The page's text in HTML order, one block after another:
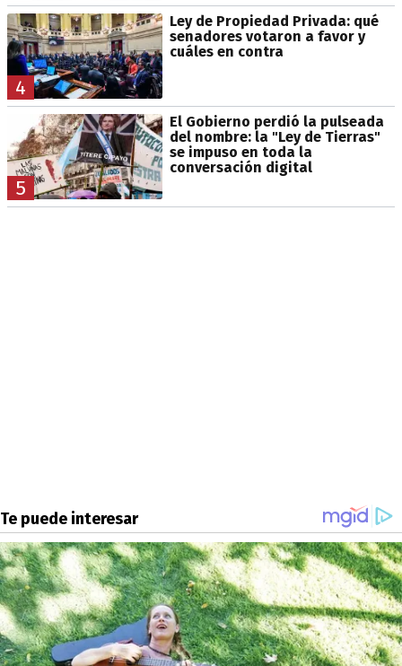
4
Ley de Propiedad Privada: qué
senadores votaron a favor y
cuáles en contra
5
El Gobierno perdió la pulseada
del nombre: la "Ley de Tierras"
se impuso en toda la
conversación digital